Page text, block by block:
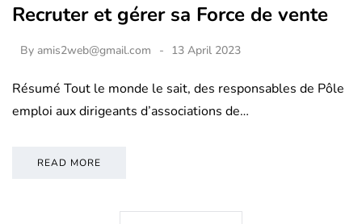
Recruter et gérer sa Force de vente
By amis2web@gmail.com 13 April 2023
Résumé Tout le monde le sait, des responsables de Pôle
emploi aux dirigeants d’associations de…
READ MORE